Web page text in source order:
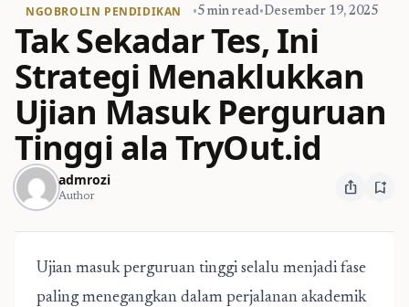
NGOBROLIN PENDIDIKAN •5 min read•Desember 19, 2025
Tak Sekadar Tes, Ini
Strategi Menaklukkan
Ujian Masuk Perguruan
Tinggi ala TryOut.id
admrozi
Author ios_share bookmark_add
Ujian masuk perguruan tinggi selalu menjadi fase
paling menegangkan dalam perjalanan akademik